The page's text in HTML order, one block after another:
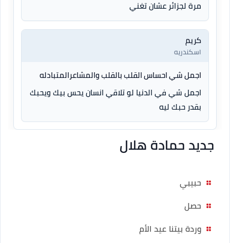
مرة لجزائر عشان تغني
كريم
اسكندريه
اجمل شي احساس القلب بالقلب والمشاعرالمتبادله
اجمل شي في الدنيا لو تلاقي انسان يحس بيك ويحبك
بقدر حبك ليه
جديد حمادة هلال
حبيبي
حصل
وردة بيتنا عيد الأم